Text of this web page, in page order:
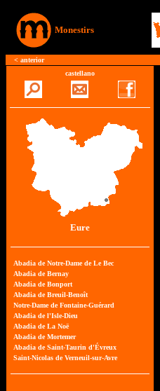
Monestirs
< anterior
castellano
Eure